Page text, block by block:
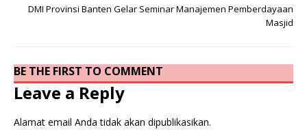
DMI Provinsi Banten Gelar Seminar Manajemen Pemberdayaan
Masjid
BE THE FIRST TO COMMENT
Leave a Reply
Alamat email Anda tidak akan dipublikasikan.